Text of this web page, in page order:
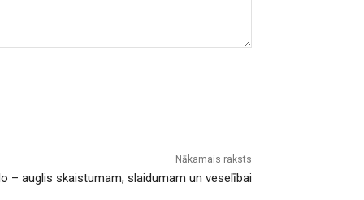
Nākamais raksts
– auglis skaistumam, slaidumam un veselībai